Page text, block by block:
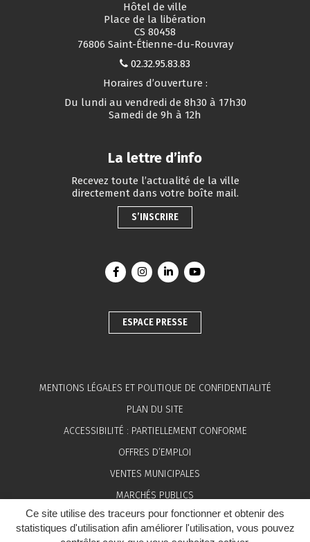
Ce site utilise des traceurs pour fonctionner et obtenir des
statistiques d'utilisation afin améliorer l'utilisation, vous pouvez
Hôtel de ville
Place de la libération
CS 80458
76806 Saint-Étienne-du-Rouvray
02.32.95.83.83
Horaires d’ouverture :
Du lundi au vendredi de 8h30 à 17h30
Samedi de 9h à 12h
La lettre d’info
Recevez toute l’actualité de la ville
directement dans votre boîte mail.
S’INSCRIRE
Lien vers le compte Facebook
Lien vers le compte Instagram
Lien vers le compte Linkedin
Lien vers la chaîne
ESPACE PRESSE
MENTIONS LÉGALES ET POLITIQUE DE CONFIDENTIALITÉ
PLAN DU SITE
ACCESSIBILITÉ : PARTIELLEMENT CONFORME
OFFRES D’EMPLOI
VENTES MUNICIPALES
MARCHÉS PUBLICS
ESPACE PRESSE